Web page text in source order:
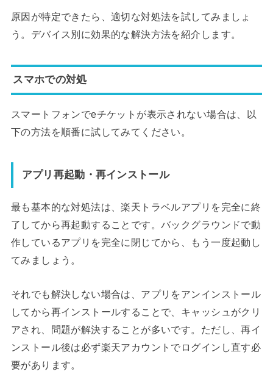
原因が特定できたら、適切な対処法を試してみましょ
う。デバイス別に効果的な解決方法を紹介します。
スマホでの対処
スマートフォンでeチケットが表示されない場合は、以
下の方法を順番に試してみてください。
アプリ再起動・再インストール
最も基本的な対処法は、楽天トラベルアプリを完全に終
了してから再起動することです。バックグラウンドで動
作しているアプリを完全に閉じてから、もう一度起動し
てみましょう。
それでも解決しない場合は、アプリをアンインストール
してから再インストールすることで、キャッシュがクリ
アされ、問題が解決することが多いです。ただし、再イ
ンストール後は必ず楽天アカウントでログインし直す必
要があります。